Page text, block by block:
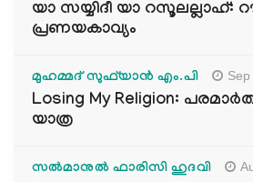
യാ സയ്യിദീ യാ റസൂലല്ലാഹ്:
പ്രണയകാവ്യം
മുഹമ്മദ് സുഫ്‌യാൻ എം.പി
Losing My Religion:
യാത്ര
സൽമാനുൽ ഫാരിസി ഹുദവി